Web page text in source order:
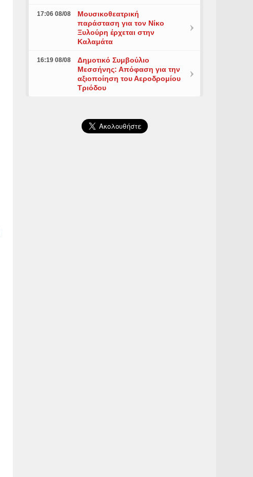
17:06 08/08
Μουσικοθεατρική
παράσταση για τον Νίκο
Ξυλούρη έρχεται στην
Καλαμάτα
16:19 08/08
Δημοτικό Συμβούλιο
Μεσσήνης: Απόφαση για την
αξιοποίηση του Αεροδρομίου
Τριόδου